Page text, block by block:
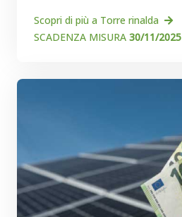
Scopri di più a Torre rinalda
SCADENZA MISURA 30/11/2025